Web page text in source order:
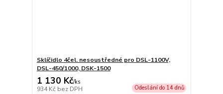
Sklíčidlo 4čel. nesoustředné pro DSL-1100V,
DSL-450/1000, DSK-1500
1 130 Kč/ks
934 Kč bez DPH Odeslání do 14 dnů